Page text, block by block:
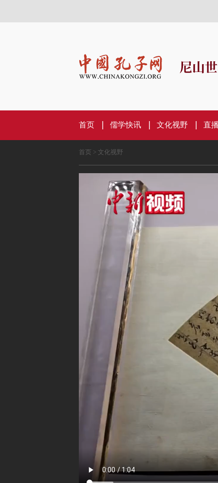
尼山
首页 儒学快讯 文化视野 直
首页 > 文化视野